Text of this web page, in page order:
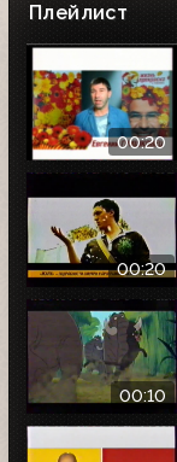
Плейлист
00:20
00:20
00:10